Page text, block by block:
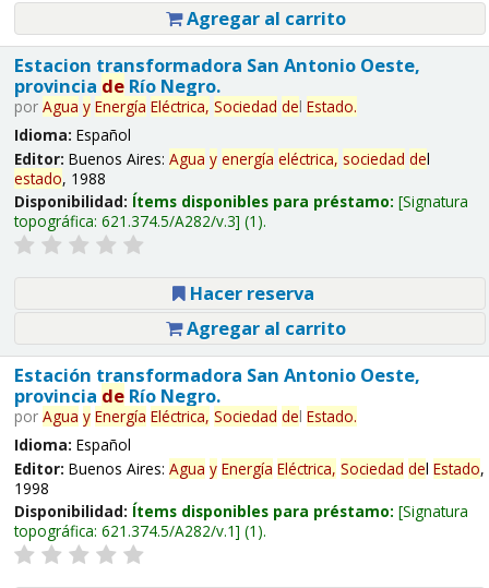
Agregar al carrito
Estacion transformadora San Antonio Oeste,
provincia deRío Negro.
por Agua y Energía Eléctrica, Sociedad del Estado.
Idioma: Español
Editor: Buenos Aires: Agua y energía eléctrica, sociedad del
estado, 1988
Disponibilidad: Ítems disponibles para préstamo: Signatura
topográfica: 621.374.5/A282/v.3 (1).
Hacer reserva
Agregar al carrito
Estación transformadora San Antonio Oeste,
provincia deRío Negro.
por Agua y Energía Eléctrica, Sociedad del Estado.
Idioma: Español
Editor: Buenos Aires: Agua y Energía Eléctrica, Sociedad del Estado,
1998
Disponibilidad: Ítems disponibles para préstamo: Signatura
topográfica: 621.374.5/A282/v.1 (1).